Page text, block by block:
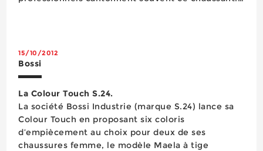
15/10/2012
Bossi
La Colour Touch S.24.
La société Bossi Industrie (marque S.24) lance sa
Colour Touch en proposant six coloris
d’empiècement au choix pour deux de ses
chaussures femme, le modèle Maela à tige